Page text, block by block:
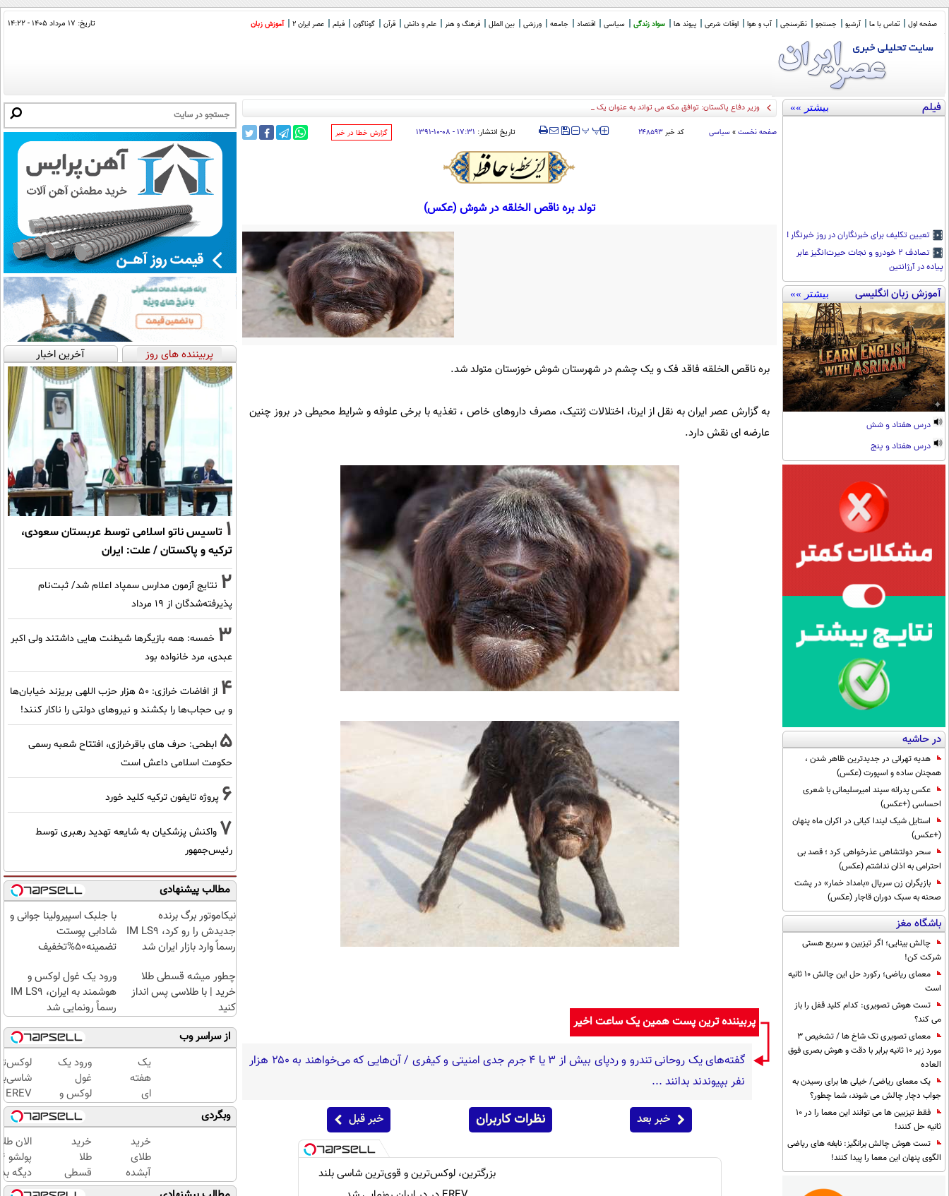
صفحه اول تماس با ما آرشیو جستجو نظرسنجی آب و هوا اوقات شرعی پیوند ها سواد زندگی سیاسی اقتصاد جامعه ورزشی بین الملل فرهنگ و هنر علم و دانش قرآن گوناگون فیلم عصر ایران 2 آموزش زبان تاریخ: ۱۷ مرداد ۱۴۰۵ - ۱۴:۲۲
فیلم بیشتر »»
تعیین تکلیف برای خبرنگاران در روز خبرنگار !
تصادف ۲ خودرو و نجات حیر‌ت‌انگیز عابر
پیاده در آرژانتین
آموزش زبان انگلیسی بیشتر »»
درس هفتاد و شش
درس هفتاد و پنج
در حاشیه
هدیه تهرانی در جدیدترین ظاهر شدن ،
همچنان ساده و اسپورت (عکس)
عکس پدرانه سپند امیرسلیمانی با شعری
احساسی (+عکس)
استایل شیک لیندا کیانی در اکران ماه پنهان
(+عکس)
سحر دولتشاهی عذرخواهی کرد ؛ قصد بی
احترامی به اذان نداشتم (عکس)
بازیگران زن سریال «بامداد خمار» در پشت
صحنه به سبک دوران قاجار (عکس)
باشگاه مغز
چالش بینایی؛ اگر تیزبین و سریع هستی
شرکت کن!
معمای ریاضی؛ رکورد حل این چالش 10 ثانیه
است
تست هوش تصویری: کدام کلید قفل را باز
می کند؟
معمای تصویری تک شاخ ها / تشخیص 3
مورد زیر 10 ثانیه برابر با دقت و هوش بصری فوق
العاده
یک معمای ریاضی/ خیلی ها برای رسیدن به
جواب دچار چالش می شوند، شما چطور؟
فقط تیزبین ها می توانند این معما را در 10
ثانیه حل کنند!
تست هوش چالش برانگیز: نابغه های ریاضی
الگوی پنهان این معما را پیدا کنند!
وزیر دفاع پاکستان: توافق مکه می تواند به عنوان یک ناتوی اسلامی علیه اس
صفحه نخست » سیاسی کد خبر ۲۴۸۵۹۳ ‍‍‍ پ پ تاریخ انتشار: ۱۷:۳۱ - ۰۸-۱۰-۱۳۹۱ ‌گزارش خطا در خبر
تولد بره ناقص الخلقه در شوش (عکس)
بره ناقص الخلقه فاقد فک و یک چشم در شهرستان شوش خوزستان متولد شد.
به گزارش عصر ایران به نقل از ایرنا، اختلالات ژنتیک، مصرف داروهای خاص ، تغذیه با برخی علوفه و شرایط محیطی در بروز چنین
عارضه ای نقش دارد.
پربیننده ترین پست همین یک ساعت اخیر
گفته‌های یک روحانی تندرو و ردپای بیش از ۳ یا ۴ جرم جدی امنیتی و کیفری / آن‌هایی که می‌خواهند به ۲۵۰ هزار
نفر بپیوندند بدانند ...
خبر بعد نظرات کاربران خبر قبل
بزرگترین، لوکس‌ترین و قوی‌ترین شاسی بلند
پربیننده های روز آخرین اخبار
1 تاسیس ناتو اسلامی توسط عربستان سعودی،
ترکیه و پاکستان / علت: ایران
2 نتایج آزمون مدارس سمپاد اعلام شد/ ثبت‌نام
پذیرفته‌شدگان از ۱۹ مرداد
3 خمسه: همه بازیگرها شیطنت هایی داشتند ولی اکبر
عبدی، مرد خانواده بود
4
از افاضات خرازی: ۵۰ هزار حزب اللهی بریزند خیابان‌ها
و بی حجاب‌ها را بکشند و نیرو‌های دولتی را ناکار کنند!
5 ابطحی: حرف های باقرخرازی، افتتاح شعبه رسمی
حکومت اسلامی داعش است
6 پروژه تایفون ترکیه کلید خورد
7 واکنش پزشکیان به شایعه تهدید رهبری توسط
رئیس‌جمهور
مطالب پیشنهادی
نیکاموتور برگ برنده
جدیدش را رو کرد، IM LS9
رسماً وارد بازار ایران شد
با جلبک اسپیرولینا جوانی و
شادابی پوستت
تضمینه50%تخفیف
چطور میشه قسطی طلا
خرید | با طلاسی پس انداز
کنید
ورود یک غول لوکس و
هوشمند به ایران، IM LS9
رسماً رونمایی شد
از سراسر وب
یک
هفته
ای
کتابت
را با
مجوز
رسمی
چاپ
کن !
ورود یک
غول
لوکس و
هوشمند
به ایران،
IM LS9
رسماً
رونمایی
شد
ایران،
توسط
موتور
رونمایی
شد!
وبگردی
خرید
طلای
آبشده
حتی با
خرید
طلا
قسطی
شد!!!!!!
الان
دیگه